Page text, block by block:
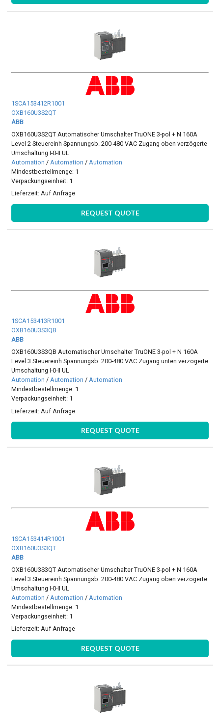
1SCA153412R1001
OXB160U3S2QT
ABB
OXB160U3S2QT Automatischer Umschalter TruONE 3-pol + N 160A
Level 2 Steuereinh Spannungsb. 200-480 VAC Zugang oben verzögerte
Umschaltung I-0-II UL
Automation / Automation / Automation
Mindestbestellmenge: 1
Verpackungseinheit: 1
Lieferzeit:Auf Anfrage
REQUEST QUOTE
1SCA153413R1001
OXB160U3S3QB
ABB
OXB160U3S3QB Automatischer Umschalter TruONE 3-pol + N 160A
Level 3 Steuereinh Spannungsb. 200-480 VAC Zugang unten verzögerte
Umschaltung I-0-II UL
Automation /Automation /Automation
Mindestbestellmenge: 1
Verpackungseinheit: 1
Lieferzeit: Auf Anfrage
REQUEST QUOTE
1SCA153414R1001
OXB160U3S3QT
ABB
OXB160U3S3QT Automatischer Umschalter TruONE 3-pol + N 160A
Level 3 Steuereinh Spannungsb. 200-480 VAC Zugang oben verzögerte
Umschaltung I-0-II UL
Automation / Automation / Automation
Mindestbestellmenge: 1
Verpackungseinheit: 1
Lieferzeit:Auf Anfrage
REQUEST QUOTE